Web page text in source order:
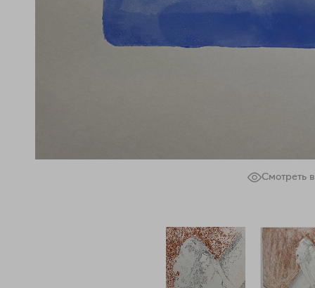
Смотреть